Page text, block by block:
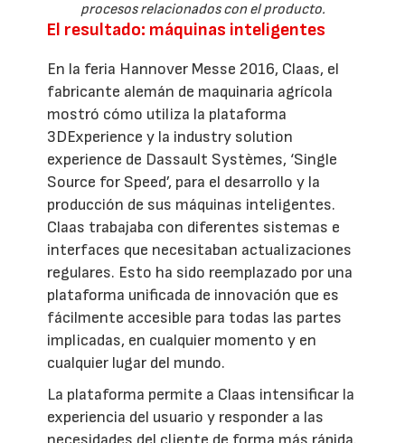
procesos relacionados con el producto.
El resultado: máquinas inteligentes
En la feria Hannover Messe 2016, Claas, el
fabricante alemán de maquinaria agrícola
mostró cómo utiliza la plataforma
3DExperience y la industry solution
experience de Dassault Systèmes, ‘Single
Source for Speed’, para el desarrollo y la
producción de sus máquinas inteligentes.
Claas trabajaba con diferentes sistemas e
interfaces que necesitaban actualizaciones
regulares. Esto ha sido reemplazado por una
plataforma unificada de innovación que es
fácilmente accesible para todas las partes
implicadas, en cualquier momento y en
cualquier lugar del mundo.
La plataforma permite a Claas intensificar la
experiencia del usuario y responder a las